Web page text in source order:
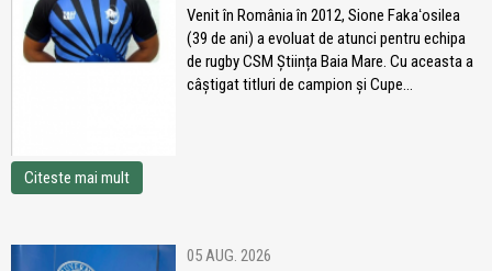
Venit în România în 2012, Sione Fakaʻosilea
(39 de ani) a evoluat de atunci pentru echipa
de rugby CSM Știința Baia Mare. Cu aceasta a
câștigat titluri de campion și Cupe...
Citeste mai mult
05 AUG. 2026